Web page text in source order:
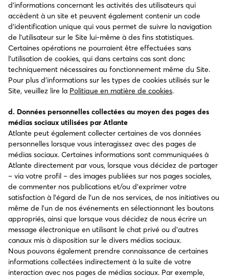
d’informations concernant les activités des utilisateurs qui
accèdent à un site et peuvent également contenir un code
d’identification unique qui vous permet de suivre la navigation
de l’utilisateur sur le Site lui-même à des fins statistiques.
Certaines opérations ne pourraient être effectuées sans
l’utilisation de cookies, qui dans certains cas sont donc
techniquement nécessaires au fonctionnement même du Site.
Pour plus d’informations sur les types de cookies utilisés sur le
Site, veuillez lire la Politique en matière de cookies.
d. Données personnelles collectées au moyen des pages des
médias sociaux utilisées par Atlante
Atlante peut également collecter certaines de vos données
personnelles lorsque vous interagissez avec des pages de
médias sociaux. Certaines informations sont communiquées à
Atlante directement par vous, lorsque vous décidez de partager
– via votre profil – des images publiées sur nos pages sociales,
de commenter nos publications et/ou d’exprimer votre
satisfaction à l’égard de l’un de nos services, de nos initiatives ou
même de l’un de nos événements en sélectionnant les boutons
appropriés, ainsi que lorsque vous décidez de nous écrire un
message électronique en utilisant le chat privé ou d’autres
canaux mis à disposition sur le divers médias sociaux.
Nous pouvons également prendre connaissance de certaines
informations collectées indirectement à la suite de votre
interaction avec nos pages de médias sociaux. Par exemple,